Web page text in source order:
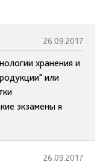
26.09.2017
хранения и
или
экзамены я
26.09.2017